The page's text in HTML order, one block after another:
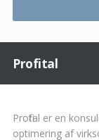
to
Profital
Profital er en
optimering af